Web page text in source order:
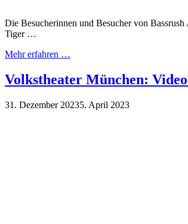
Die Besucherinnen und Besucher von
Tiger …
Mehr erfahren …
Volkstheater München:
31. Dezember 20235. April 2023